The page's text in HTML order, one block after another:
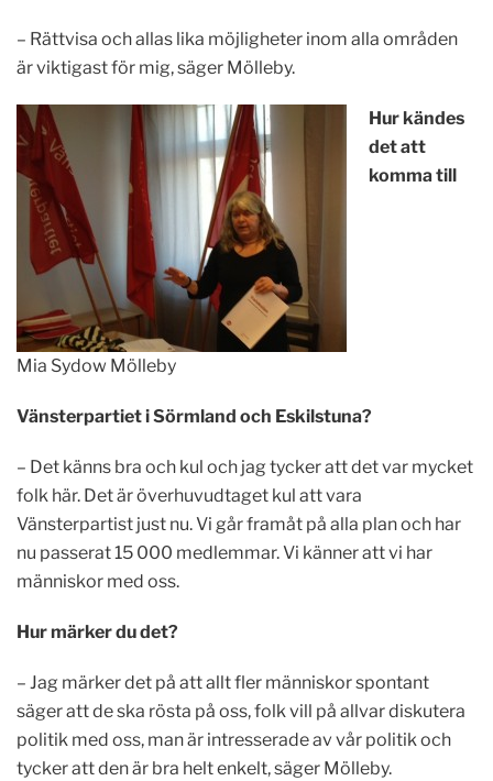
– Rättvisa och allas lika möjligheter inom alla områden
är viktigast för mig, säger Mölleby.
Mia Sydow Mölleby
Hur kändes
det att
komma till
Vänsterpartiet i Sörmland och Eskilstuna?
– Det känns bra och kul och jag tycker att det var mycket
folk här. Det är överhuvudtaget kul att vara
Vänsterpartist just nu. Vi går framåt på alla plan och har
nu passerat 15 000 medlemmar. Vi känner att vi har
människor med oss.
Hur märker du det?
– Jag märker det på att allt fler människor spontant
säger att de ska rösta på oss, folk vill på allvar diskutera
politik med oss, man är intresserade av vår politik och
tycker att den är bra helt enkelt, säger Mölleby.